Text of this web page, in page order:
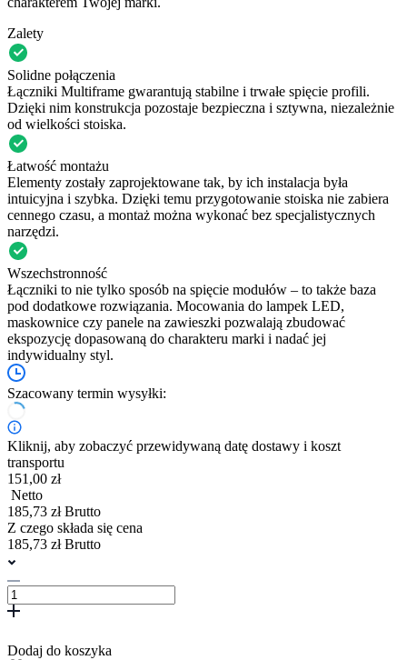
Zalety
Solidne połączenia
Łączniki Multiframe gwarantują stabilne i trwałe spięcie profili.
Dzięki nim konstrukcja pozostaje bezpieczna i sztywna, niezależnie
od wielkości stoiska.
Łatwość montażu
Elementy zostały zaprojektowane tak, by ich instalacja była
intuicyjna i szybka. Dzięki temu przygotowanie stoiska nie zabiera
cennego czasu, a montaż można wykonać bez specjalistycznych
narzędzi.
Wszechstronność
Łączniki to nie tylko sposób na spięcie modułów – to także baza
pod dodatkowe rozwiązania. Mocowania do lampek LED,
maskownice czy panele na zawieszki pozwalają zbudować
ekspozycję dopasowaną do charakteru marki i nadać jej
indywidualny styl.
Szacowany termin wysyłki:
Kliknij, aby zobaczyć przewidywaną datę dostawy i koszt
transportu
151,00 zł
Netto
185,73 zł Brutto
Z czego składa się cena
185,73 zł Brutto
Dodaj do koszyka